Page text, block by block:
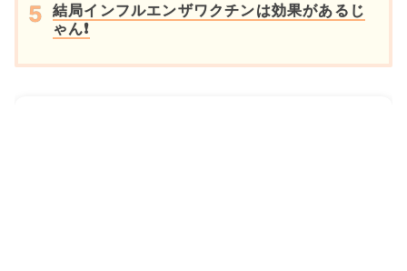
結局インフルエンザワクチンは効果があるじ
ゃん❗